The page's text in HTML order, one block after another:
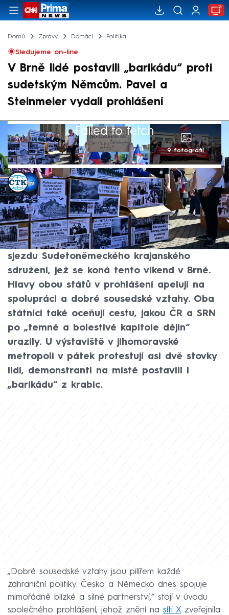
Domů Zprávy Domácí Politika
Sledujeme on-line
V Brně lidé postavili „barikádu“ proti
sudetským Němcům. Pavel a
Steinmeier vydali prohlášení
Failed to fetch
9 fotografií
ČTK,Michael Cardal
22. kvě 2026, 09:38
Prezidenti Česka a Německa Petr Pavel a
Frank-Walter Steinmeier vydali společné
prohlášení, které se týká nadcházejícího
sjezdu Sudetoněmeckého krajanského
sdružení, jež se koná tento víkend v Brně.
Hlavy obou států v prohlášení apelují na
spolupráci a dobré sousedské vztahy. Oba
státníci také oceňují cestu, jakou ČR a SRN
po „temné a bolestivé kapitole dějin“
urazily. U výstaviště v jihomoravské
metropoli v pátek protestují asi dvě stovky
lidí, demonstranti na místě postavili i
„barikádu“ z krabic.
„Dobré sousedské vztahy jsou pilířem každé
zahraniční politiky. Česko a Německo dnes spojuje
mimořádně blízké a silné partnerství,“ stojí v úvodu
společného prohlášení, jehož znění na síti X zveřejnila